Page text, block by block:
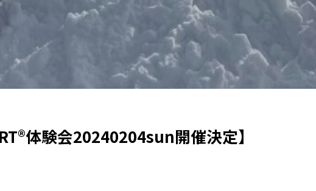
体験会20240204sun開催決定】